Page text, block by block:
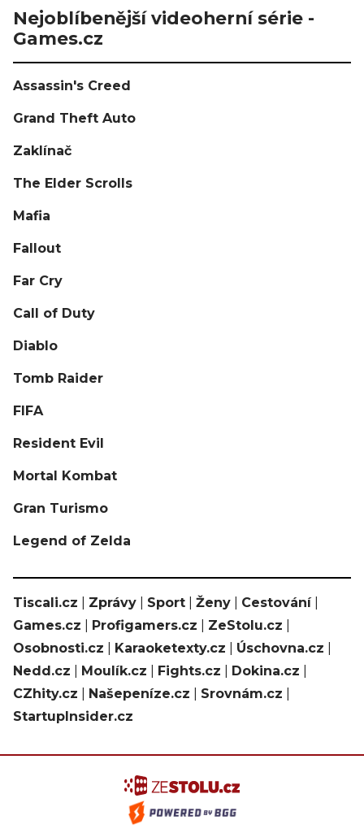
Nejoblíbenější videoherní série -
Games.cz
Assassin's Creed
Grand Theft Auto
Zaklínač
The Elder Scrolls
Mafia
Fallout
Far Cry
Call of Duty
Diablo
Tomb Raider
FIFA
Resident Evil
Mortal Kombat
Gran Turismo
Legend of Zelda
Tiscali.cz Zprávy Sport Ženy Cestování|
Games.cz
Profigamers.cz ZeStolu.cz
Osobnosti.cz
Karaoketexty.cz Úschovna.cz
Nedd.cz
Moulík.cz Fights.cz Dokina.cz
CZhity.cz
Našepeníze.cz Srovnám.cz
StartupInsider.cz